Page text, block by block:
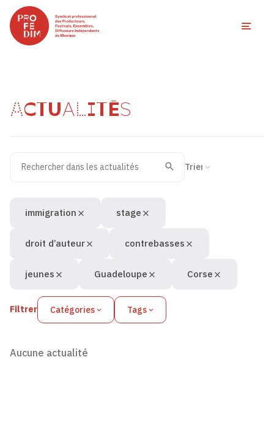
ACTUALITÉS
Recherche
Valider
Filtrer Catégories Tags
immigration stage
droit d’auteur contrebasses
jeunes Guadeloupe Corse
Aucune actualité